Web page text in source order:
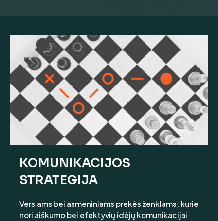
KOMUNIKACIJOS
STRATEGIJA
Verslams bei asmeniniams prekės ženklams, kurie
nori aiškumo bei efektyvių idėjų komunikacijai